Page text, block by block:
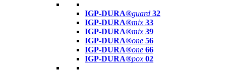
IGP-DURA®guard 32
IGP-DURA®mix 33
IGP-DURA®mix 39
IGP-DURA®one 56
IGP-DURA®one 66
IGP-DURA®pox 02